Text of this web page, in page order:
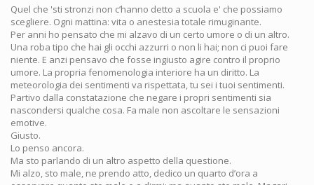
Quel che 'sti stronzi non c’hanno detto a scuola e' che possiamo
scegliere. Ogni mattina: vita o anestesia totale rimuginante.
Per anni ho pensato che mi alzavo di un certo umore o di un altro.
Una roba tipo che hai gli occhi azzurri o non li hai; non ci puoi fare
niente. E anzi pensavo che fosse ingiusto agire contro il proprio
umore. La propria fenomenologia interiore ha un diritto. La
meteorologia dei sentimenti va rispettata, tu sei i tuoi sentimenti.
Partivo dalla constatazione che negare i propri sentimenti sia
nascondersi qualche cosa. Fa male non ascoltare le sensazioni
emotive.
Giusto.
Lo penso ancora.
Ma sto parlando di un altro aspetto della questione.
Mi alzo, sto male, ne prendo atto, dedico un quarto d’ora a